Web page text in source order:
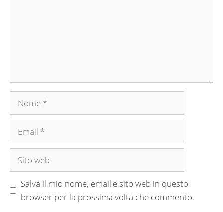
Nome
Email
Sito
Salva il mio nome, email e sito web in questo
browser per la prossima volta che commento.